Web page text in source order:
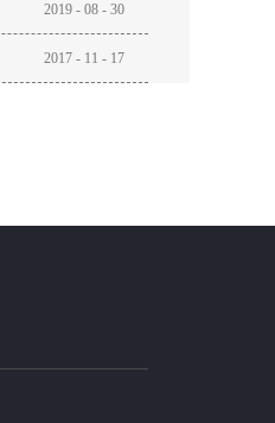
2019 - 08 - 30
2017 - 11 - 17